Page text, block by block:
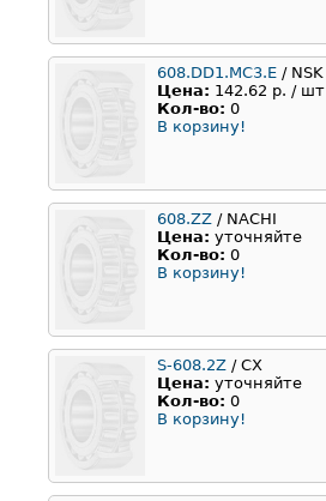
608.DD1.MC3.E / NSK
Цена: 142.62 р. / шт
Кол-во: 0
В корзину!
608.ZZ / NACHI
Цена: уточняйте
Кол-во: 0
В корзину!
S-608.2Z / CX
Цена: уточняйте
Кол-во: 0
В корзину!